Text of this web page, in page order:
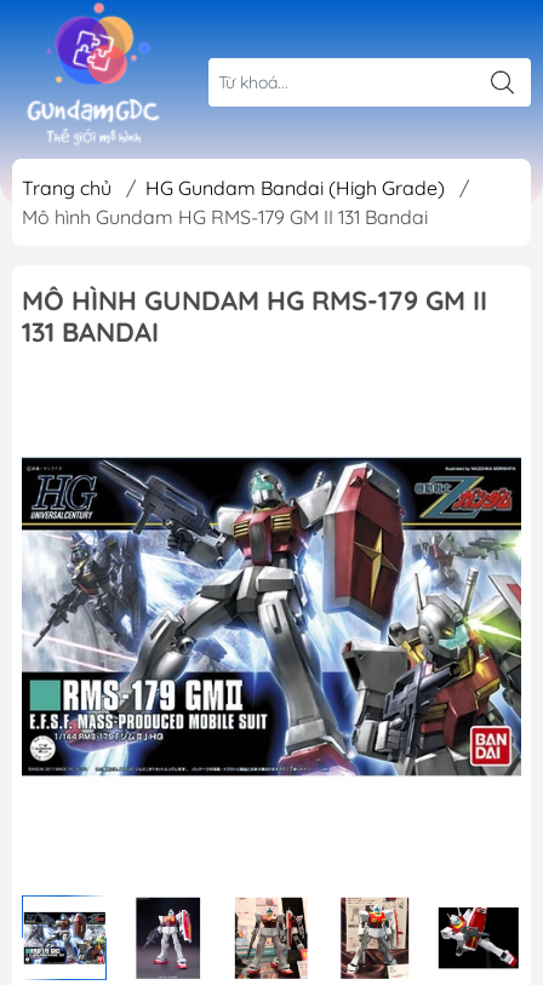
Trang chủ / HG Gundam Bandai (High Grade)
/
Mô hình Gundam HG RMS-179 GM II 131 Bandai
MÔ HÌNH GUNDAM HG RMS-179 GM II
131 BANDAI